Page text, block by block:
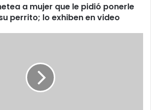
a mujer que le pidió ponerle
perrito; lo exhiben en video